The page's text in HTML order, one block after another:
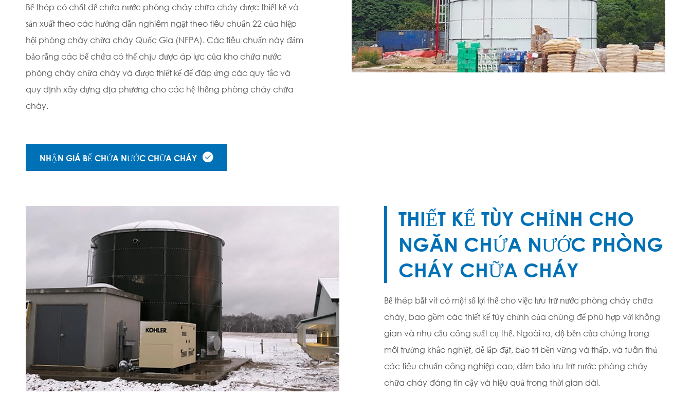
Bể thép có chốt để chứa nước phòng cháy chữa cháy được thiết kế và
sản xuất theo các hướng dẫn nghiêm ngặt theo tiêu chuẩn 22 của hiệp
hội phòng cháy chữa cháy Quốc Gia (NFPA). Các tiêu chuẩn này đảm
bảo rằng các bể chứa có thể chịu được áp lực của kho chứa nước
phòng cháy chữa cháy và được thiết kế để đáp ứng các quy tắc và
quy định xây dựng địa phương cho các hệ thống phòng cháy chữa
cháy.
NHẬN GIÁ BỂ CHỨA NƯỚC CHỮA CHÁY 
THIẾT KẾ TÙY CHỈNH CHO
NGĂN CHỨA NƯỚC PHÒNG
CHÁY CHỮA CHÁY
Bể thép bắt vít có một số lợi thế cho việc lưu trữ nước phòng cháy chữa
cháy, bao gồm các thiết kế tùy chỉnh của chúng để phù hợp với không
gian và nhu cầu công suất cụ thể. Ngoài ra, độ bền của chúng trong
môi trường khắc nghiệt, dễ lắp đặt, bảo trì bền vững và thấp, và tuân thủ
các tiêu chuẩn công nghiệp cao, đảm bảo lưu trữ nước phòng cháy
chữa cháy đáng tin cậy và hiệu quả trong thời gian dài.